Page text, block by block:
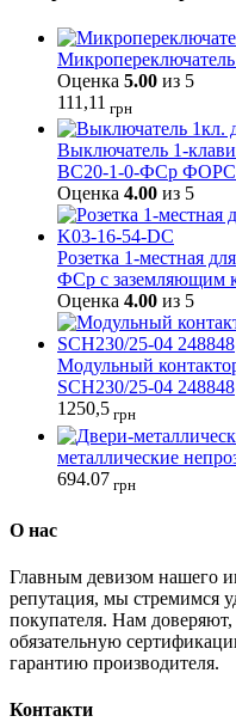
Оценка 5.00 из 5
111,11 грн
Выключатель 1-
ВС20-1-0-ФСр ФОРС
Оценка 4.00 из 5
Розетка 1-местная
ФСр с заземляющим
Оценка 4.00 из 5
Модульный
SCH230/25-04 248848
1250,5 грн
металлические
694.07 грн
О нас
Главным девизом нашего
репутация, мы стремимся
покупателя. Нам
обязательную
гарантию производителя.
Контакти